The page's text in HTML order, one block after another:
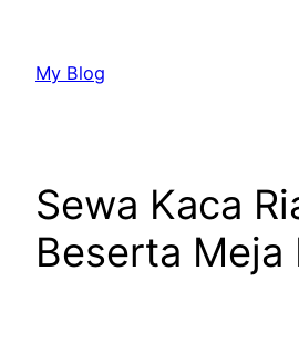
konten
My Blog
Sewa Kaca
Beserta Meja